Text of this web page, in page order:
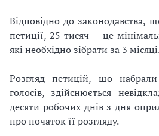
Відповідно до законодавства,
петиції, 25 тисяч — це
які необхідно зібрати за 3
Розгляд петицій, що набрали
голосів, здійснюється
десяти робочих днів з дня
про початок її розгляду.